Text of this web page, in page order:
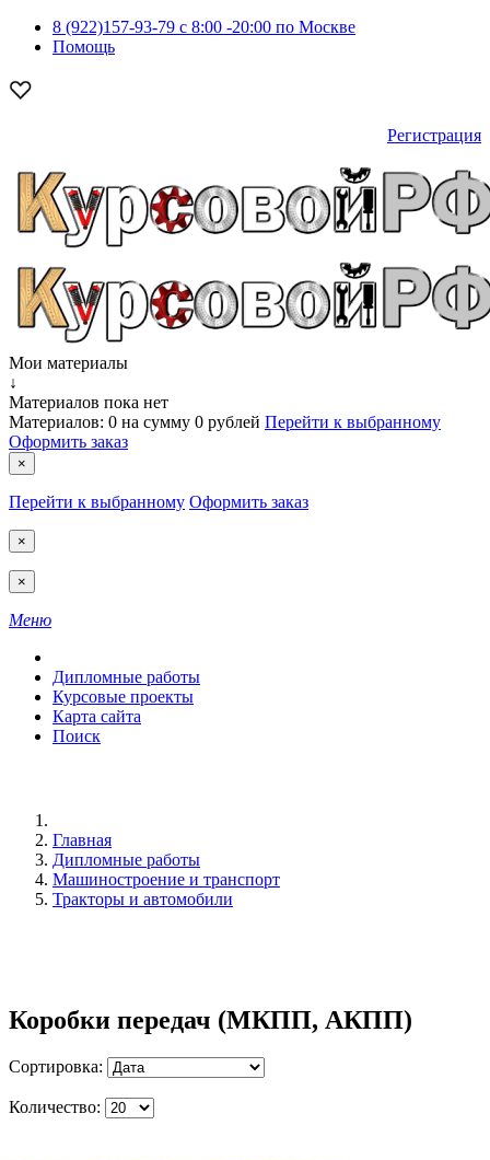
8 (922)157-93-79 c 8:00 -20:00 по Москве
Помощь
Регистрация
Мои материалы
↓
Материалов пока нет
Материалов: 0 на сумму 0 рублей Перейти к выбранному
Оформить заказ
×
Перейти к выбранному Оформить заказ
×
×
Меню
Дипломные работы
Курсовые проекты
Карта сайта
Поиск
Главная
Дипломные работы
Машиностроение и транспорт
Тракторы и автомобили
Коробки передач (МКПП, АКПП)
Сортировка:
Количество: